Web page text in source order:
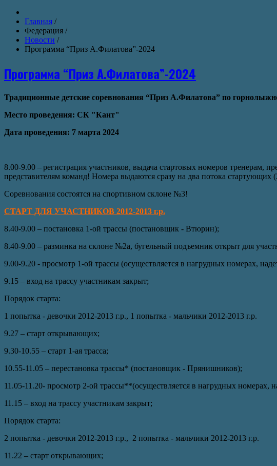
Главная /
Федерация /
Новости /
Программа “Приз А.Филатова”-2024
Программа “Приз А.Филатова”-2024
Традиционные детские соревнования “Приз А.Филатова” по
Место проведения: СК "Кант"
Дата проведения: 7 марта 2024
8.00-9.00 – регистрация участников, выдача стартовых номеров тренерам,
представителям команд! Номера выдаются сразу на два потока стартующих
Соревнования состоятся на спортивном склоне №3!
СТАРТ ДЛЯ УЧАСТНИКОВ 2012-2013 г.р.
8.40-9.00 – постановка 1-ой трассы (постановщик - Втюрин);
8.40-9.00 – разминка на склоне №2а, бугельный подъемник открыт для
9.00-9.20 - просмотр 1-ой трассы (осуществляется в нагрудных номерах,
9.15 – вход на трассу участникам закрыт;
Порядок старта:
1 попытка - девочки 2012-2013 г.р., 1 попытка - мальчики 2012-2013 г.р.
9.27 – старт открывающих;
9.30-10.55 – старт 1-ая трасса;
10.55-11.05 – перестановка трассы* (постановщик - Прянишников);
11.05-11.20- просмотр 2-ой трассы**(осуществляется в нагрудных номерах,
11.15 – вход на трассу участникам закрыт;
Порядок старта:
2 попытка - девочки 2012-2013 г.р., 2 попытка - мальчики 2012-2013 г.р.
11.22 – старт открывающих;